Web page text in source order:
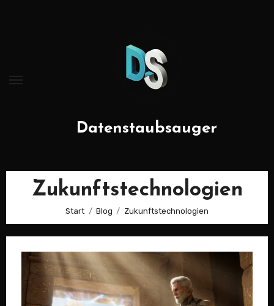
Datenstaubsauger
Zukunftstechnologien
Start Blog Zukunftstechnologien